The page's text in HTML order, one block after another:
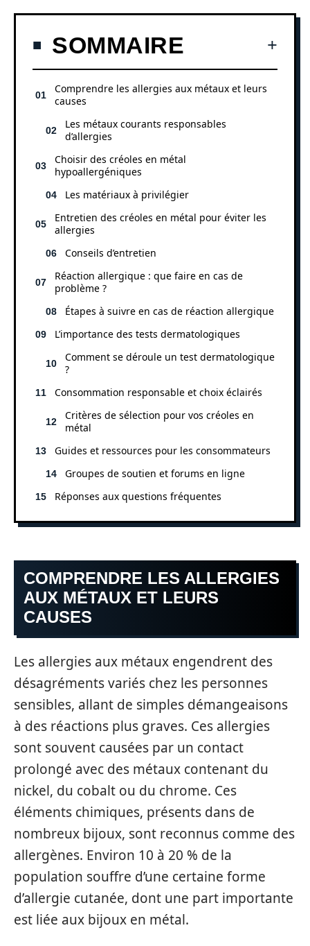
SOMMAIRE
Comprendre les allergies aux métaux et leurs
causes
Les métaux courants responsables
d’allergies
Choisir des créoles en métal
hypoallergéniques
Les matériaux à privilégier
Entretien des créoles en métal pour éviter les
allergies
Conseils d’entretien
Réaction allergique : que faire en cas de
problème ?
Étapes à suivre en cas de réaction allergique
L’importance des tests dermatologiques
Comment se déroule un test dermatologique
?
Consommation responsable et choix éclairés
Critères de sélection pour vos créoles en
métal
Guides et ressources pour les consommateurs
Groupes de soutien et forums en ligne
Réponses aux questions fréquentes
COMPRENDRE LES ALLERGIES
AUX MÉTAUX ET LEURS
CAUSES
Les allergies aux métaux engendrent des
désagréments variés chez les personnes
sensibles, allant de simples démangeaisons
à des réactions plus graves. Ces allergies
sont souvent causées par un contact
prolongé avec des métaux contenant du
nickel, du cobalt ou du chrome. Ces
éléments chimiques, présents dans de
nombreux bijoux, sont reconnus comme des
allergènes. Environ 10 à 20 % de la
population souffre d’une certaine forme
d’allergie cutanée, dont une part importante
est liée aux bijoux en métal.